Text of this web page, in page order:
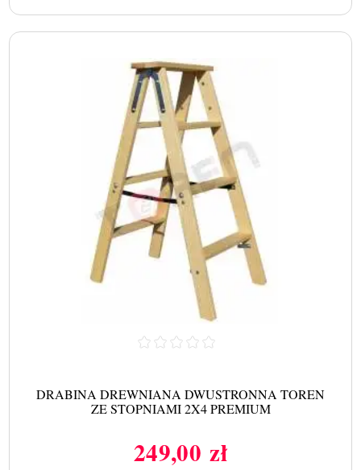
DRABINA DREWNIANA DWUSTRONNA TOREN
ZE STOPNIAMI 2X4 PREMIUM
Cena
249,00 zł